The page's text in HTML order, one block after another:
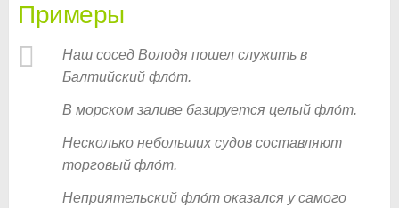
Примеры
Наш сосед Володя пошел служить в
Балтийский фло́т.
В морском заливе базируется целый фло́т.
Несколько небольших судов составляют
торговый фло́т.
Неприятельский фло́т оказался у самого